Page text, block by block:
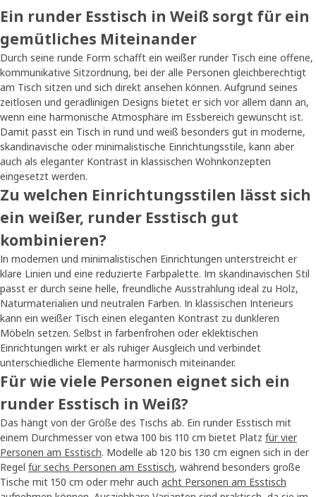
Ein runder Esstisch in Weiß sorgt für ein
gemütliches Miteinander
Durch seine runde Form schafft ein weißer runder Tisch eine offene,
kommunikative Sitzordnung, bei der alle Personen gleichberechtigt
am Tisch sitzen und sich direkt ansehen können. Aufgrund seines
zeitlosen und geradlinigen Designs bietet er sich vor allem dann an,
wenn eine harmonische Atmosphäre im Essbereich gewünscht ist.
Damit passt ein Tisch in rund und weiß besonders gut in moderne,
skandinavische oder minimalistische Einrichtungsstile, kann aber
auch als eleganter Kontrast in klassischen Wohnkonzepten
eingesetzt werden.
Zu welchen Einrichtungsstilen lässt sich
ein weißer, runder Esstisch gut
kombinieren?
In modernen und minimalistischen Einrichtungen unterstreicht er
klare Linien und eine reduzierte Farbpalette. Im skandinavischen Stil
passt er durch seine helle, freundliche Ausstrahlung ideal zu Holz,
Naturmaterialien und neutralen Farben. In klassischen Interieurs
kann ein weißer Tisch einen eleganten Kontrast zu dunkleren
Möbeln setzen. Selbst in farbenfrohen oder eklektischen
Einrichtungen wirkt er als ruhiger Ausgleich und verbindet
unterschiedliche Elemente harmonisch miteinander.
Für wie viele Personen eignet sich ein
runder Esstisch in Weiß?
Das hängt von der Größe des Tischs ab. Ein runder Esstisch mit
einem Durchmesser von etwa 100 bis 110 cm bietet Platz für vier
Personen am Esstisch. Modelle ab 120 bis 130 cm eignen sich in der
Regel für sechs Personen am Esstisch, während besonders große
Tische mit 150 cm oder mehr auch acht Personen am Esstisch